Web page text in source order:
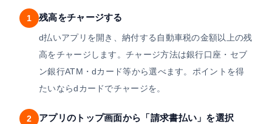
1 残高をチャージする
d払いアプリを開き、納付する自動車税の金額以上の残
高をチャージします。チャージ方法は銀行口座・セブ
ン銀行ATM・dカード等から選べます。ポイントを得
たいならdカードでチャージを。
2 アプリのトップ画面から「請求書払い」を選択